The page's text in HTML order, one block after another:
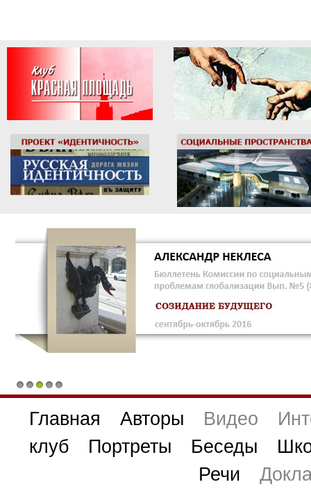
1 2 3 4 5
Главная Авторы Видео
клуб
Портреты Беседы
Речи